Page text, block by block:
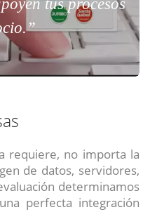
tus procesos
requiere, no importa la
de datos, servidores,
determinamos
perfecta integración